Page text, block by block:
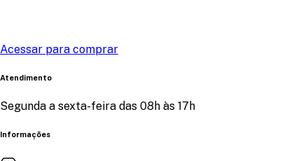
Acessar para comprar
Atendimento
Segunda a sexta-feira das 08h às 17h
Informações